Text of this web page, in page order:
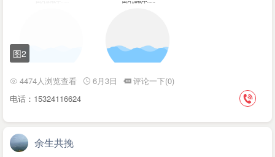
图2
4474人浏览查看 6月3日
评论一下(0)
电话：15324116624
余生共挽